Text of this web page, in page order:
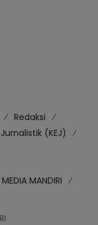
Redaksi
(KEJ)
MANDIRI